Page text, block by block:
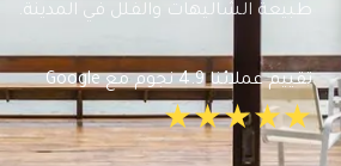
طبيعة الشاليهات والفلل في المدينة.
تقييم عملائنا 4.9 نجوم مع Google
★★★★★